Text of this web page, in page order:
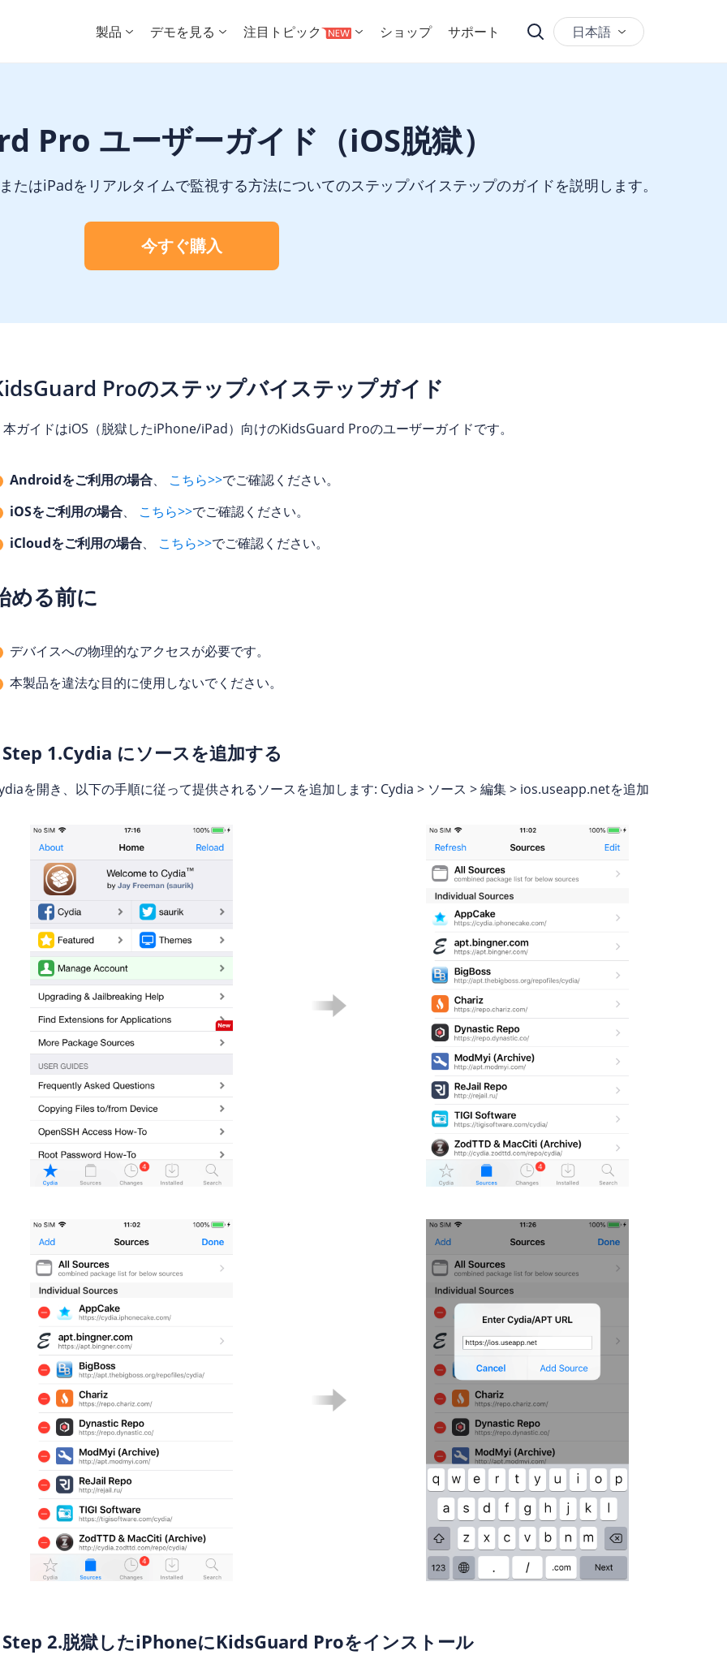
製品 デモを見る 注目トピック ショップ サポート 日本語
Pro ユーザーガイド（iOS脱獄）
はiPadをリアルタイムで監視する方法についてのステップバイステップのガイドを説明します。
今すぐ購入
Proのステップバイステップガイド
本ガイドはiOS（脱獄したiPhone/iPad）向けのKidsGuard Proのユーザーガイドです。
Androidをご利用の場合、 こちら>>でご確認ください。
iOSをご利用の場合、 こちら>>でご確認ください。
iCloudをご利用の場合、 こちら>>でご確認ください。
める前に
デバイスへの物理的なアクセスが必要です。
本製品を違法な目的に使用しないでください。
Step 1.Cydia にソースを追加する
を開き、以下の手順に従って提供されるソースを追加します: Cydia > ソース > 編集 > ios.useapp.netを追加
Step 2.脱獄したiPhoneにKidsGuard Proをインストール